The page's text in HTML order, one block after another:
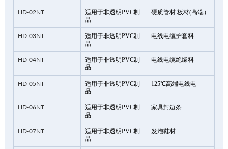
HD-02NT
适用于非透明PVC制
品
硬质管材 板材(高端）
HD-03NT
适用于非透明PVC制
品
电线电缆护套料
HD-04NT
适用于非透明PVC制
品
电线电缆绝缘料
HD-05NT
适用于非透明PVC制
品
125℃高端电线电
HD-06NT
适用于非透明PVC制
品
家具封边条
HD-07NT
适用于非透明PVC制
品
发泡鞋材